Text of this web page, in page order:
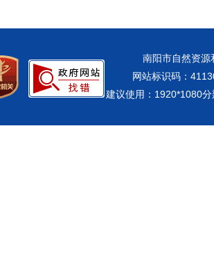
南阳市自然资
网站标识码：
建议使用：1920*1080